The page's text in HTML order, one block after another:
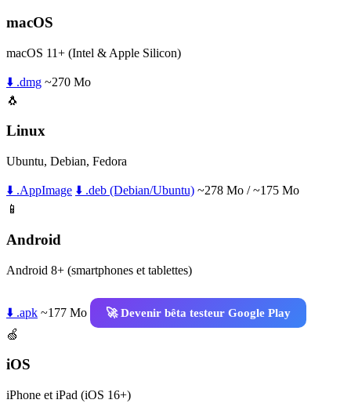
macOS
macOS 11+ (Intel & Apple Silicon)
⬇️ .dmg ~270 Mo
🐧
Linux
Ubuntu, Debian, Fedora
⬇️ .AppImage ⬇️ .deb (Debian/Ubuntu) ~278 Mo / ~175 Mo
📱
Android
Android 8+ (smartphones et tablettes)
⬇️ .apk ~177 Mo
🚀 Devenir bêta testeur Google Play
🍏
iOS
iPhone et iPad (iOS 16+)